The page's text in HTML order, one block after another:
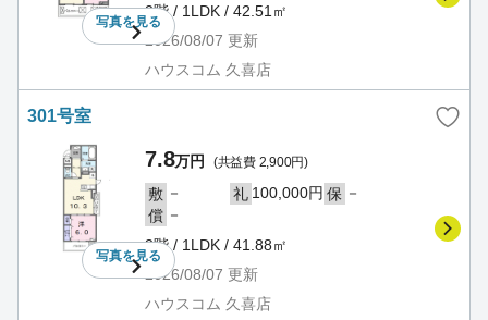
写真を見る
2階 / 1LDK / 42.51㎡
2026/08/07 更新
ハウスコム 久喜店
301号室
写真を見る
7.8万円 (共益費 2,900円)
敷 － 礼 100,000円 保 －
償 －
3階 / 1LDK / 41.88㎡
2026/08/07 更新
ハウスコム 久喜店